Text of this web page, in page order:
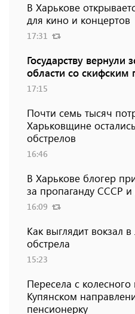
В Харькове
для кино и концертов
17:31
Государству
области со
17:15
Почти семь тысяч
Харьковщине
обстрелов
16:46
В Харькове блогер
за пропаганду СССР и
16:09
Как выглядит вокзал
обстрела
15:23
Пересела с
Купянском
пенсионерку